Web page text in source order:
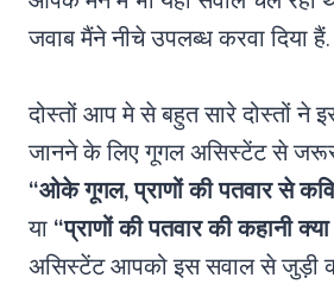
जवाब मैंने नीचे उपलब्ध करवा दिया हैं.
दोस्तों आप मे से बहुत सारे दोस्तों ने
जानने के लिए गूगल असिस्टेंट से जरूर
“ओके गूगल, प्राणों की पतवार से
या “प्राणों की पतवार की कहानी
असिस्टेंट आपको इस सवाल से